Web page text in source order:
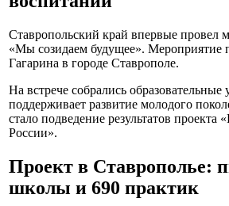
Ставропольский край впервые провел
«Мы созидаем будущее».
Гагарина в городе Ставрополе.
На встрече собрались
поддерживает развитие молодого
стало подведение результатов
России».
Проект в Ставрополье:
школы и 690 практик